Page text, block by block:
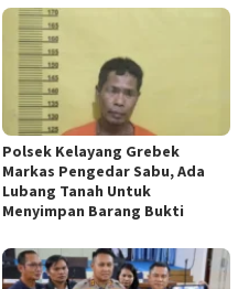
Polsek Kelayang Grebek
Markas Pengedar Sabu, Ada
Lubang Tanah Untuk
Menyimpan Barang Bukti